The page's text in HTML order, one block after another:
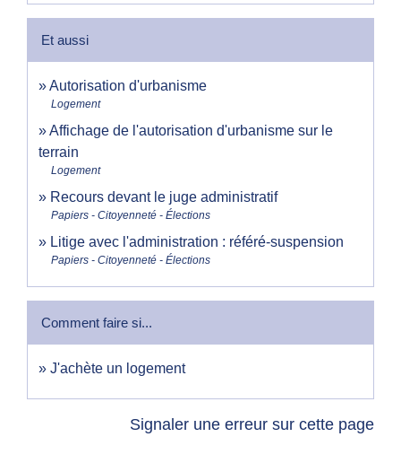
Et aussi
Autorisation d'urbanisme
Logement
Affichage de l'autorisation d'urbanisme sur le
terrain
Logement
Recours devant le juge administratif
Papiers - Citoyenneté - Élections
Litige avec l'administration : référé-suspension
Papiers - Citoyenneté - Élections
Comment faire si...
J'achète un logement
Signaler une erreur sur cette page